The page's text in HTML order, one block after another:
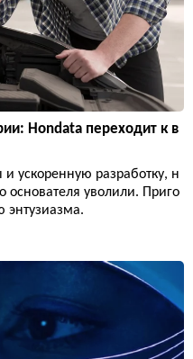
Hondata переходит к в
ускоренную разработку, н
основателя уволили. Приго
энтузиазма.